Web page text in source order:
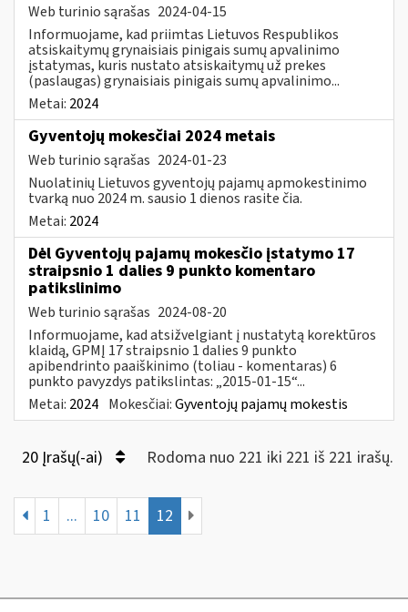
Web turinio sąrašas 2024-04-15
Informuojame, kad priimtas Lietuvos Respublikos
atsiskaitymų grynaisiais pinigais sumų apvalinimo
įstatymas, kuris nustato atsiskaitymų už prekes
(paslaugas) grynaisiais pinigais sumų apvalinimo...
Metai: 2024
Gyventojų mokesčiai 2024 metais
Web turinio sąrašas 2024-01-23
Nuolatinių Lietuvos gyventojų pajamų apmokestinimo
tvarką nuo 2024 m. sausio 1 dienos rasite čia.
Metai: 2024
Dėl Gyventojų pajamų mokesčio įstatymo 17
straipsnio 1 dalies 9 punkto komentaro
patikslinimo
Web turinio sąrašas 2024-08-20
Informuojame, kad atsižvelgiant į nustatytą korektūros
klaidą, GPMĮ 17 straipsnio 1 dalies 9 punkto
apibendrinto paaiškinimo (toliau - komentaras) 6
punkto pavyzdys patikslintas: „2015-01-15“...
Metai: 2024 Mokesčiai:Gyventojų pajamų mokestis
20 Įrašų(-ai) Rodoma nuo 221 iki 221 iš 221 irašų.
1 ... 10 11 12